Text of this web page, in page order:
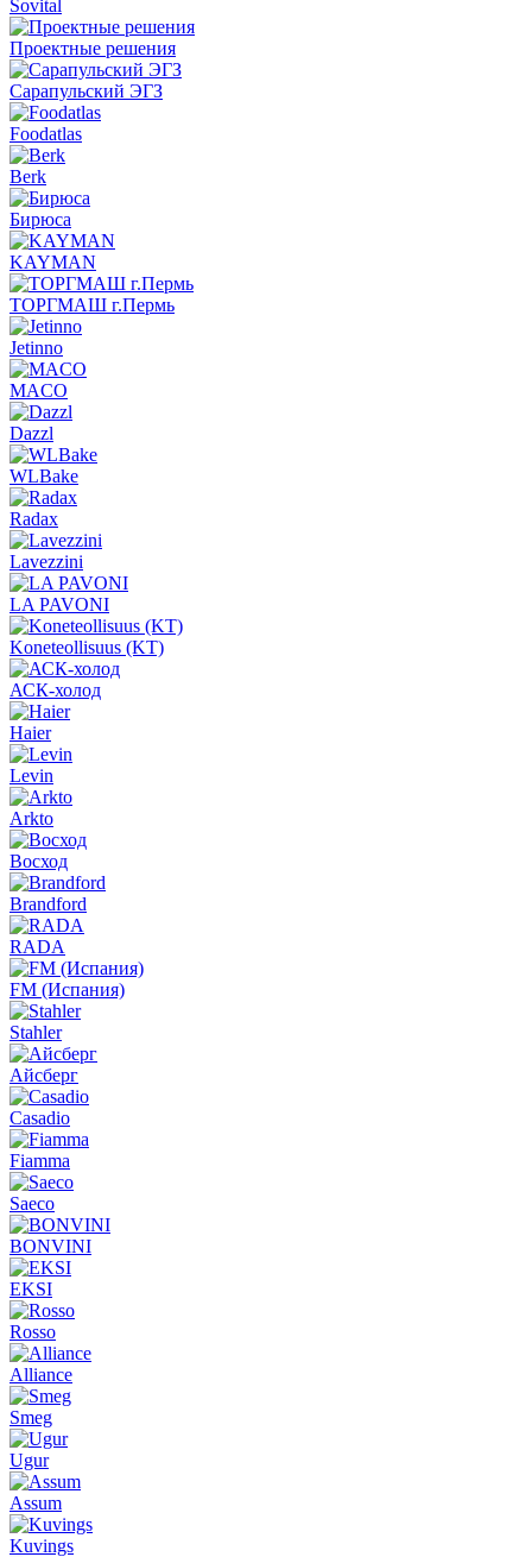
Sovital
Проектные решения
Сарапульский ЭГЗ
Foodatlas
Berk
Бирюса
KAYMAN
ТОРГМАШ г.Пермь
Jetinno
MACO
Dazzl
WLBake
Radax
Lavezzini
LA PAVONI
Koneteollisuus (KT)
АСК-холод
Haier
Levin
Arkto
Восход
Brandford
RADA
FM (Испания)
Stahler
Айсберг
Casadio
Fiamma
Saeco
BONVINI
EKSI
Rosso
Alliance
Smeg
Ugur
Assum
Kuvings